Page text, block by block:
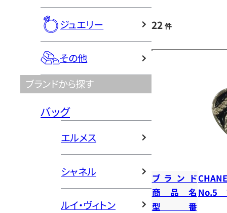
ジュエリー
その他
ブランドから探す
バッグ
エルメス
シャネル
ルイ・ヴィトン
22 件
ブランド
商品名 No.5
型番